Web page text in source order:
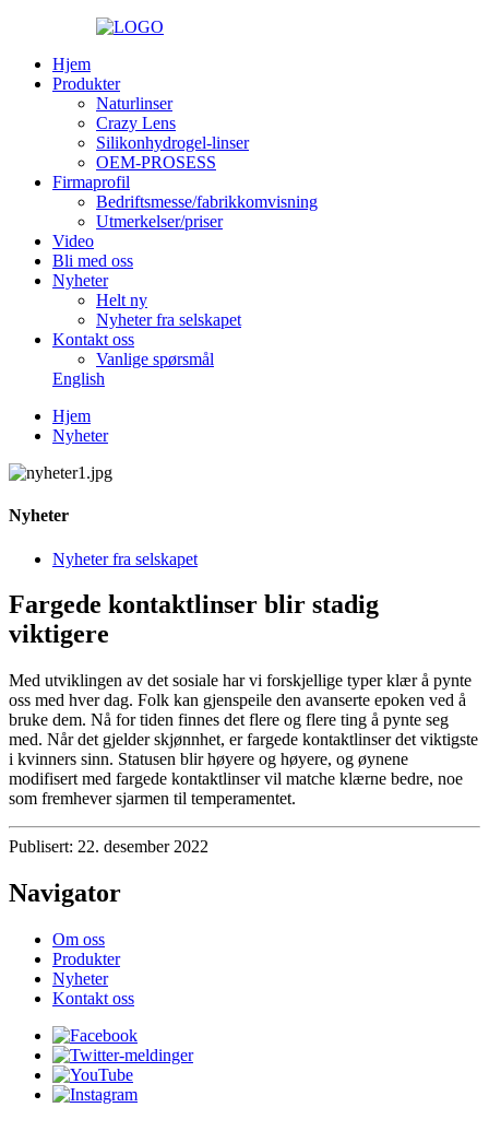
Hjem
Produkter
Naturlinser
Crazy Lens
Silikonhydrogel-linser
OEM-PROSESS
Firmaprofil
Bedriftsmesse/fabrikkomvisning
Utmerkelser/priser
Video
Bli med oss
Nyheter
Helt ny
Nyheter fra selskapet
Kontakt oss
Vanlige spørsmål
English
Hjem
Nyheter
Nyheter
Nyheter fra selskapet
Fargede kontaktlinser blir stadig
viktigere
Med utviklingen av det sosiale har vi forskjellige typer klær å pynte
oss med hver dag. Folk kan gjenspeile den avanserte epoken ved å
bruke dem. Nå for tiden finnes det flere og flere ting å pynte seg
med. Når det gjelder skjønnhet, er fargede kontaktlinser det viktigste
i kvinners sinn. Statusen blir høyere og høyere, og øynene
modifisert med fargede kontaktlinser vil matche klærne bedre, noe
som fremhever sjarmen til temperamentet.
Publisert: 22. desember 2022
Navigator
Om oss
Produkter
Nyheter
Kontakt oss